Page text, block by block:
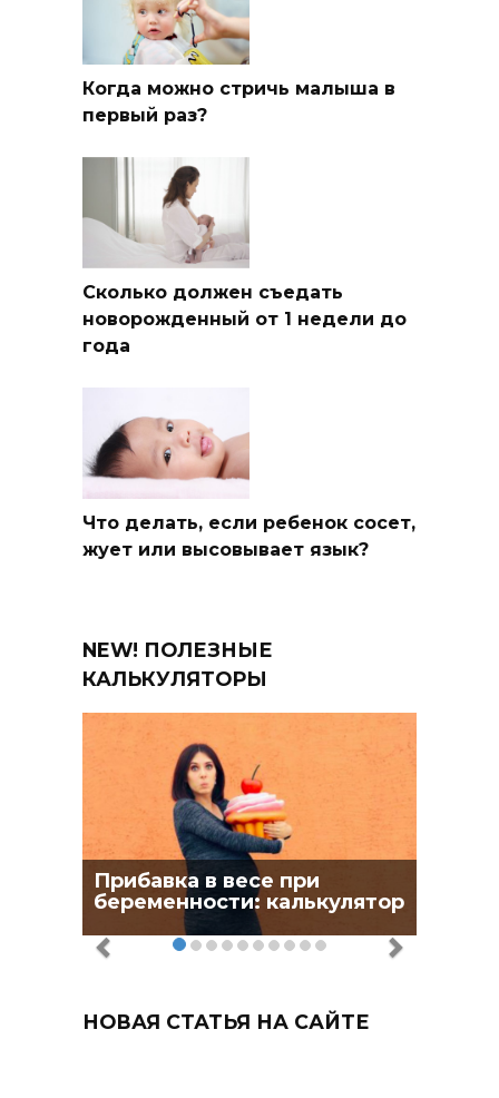
Когда можно стричь малыша в
первый раз?
Сколько должен съедать
новорожденный от 1 недели до
года
Что делать, если ребенок сосет,
жует или высовывает язык?
NEW! ПОЛЕЗНЫЕ
КАЛЬКУЛЯТОРЫ
Прибавка в весе при
беременности: калькулятор
НОВАЯ СТАТЬЯ НА САЙТЕ